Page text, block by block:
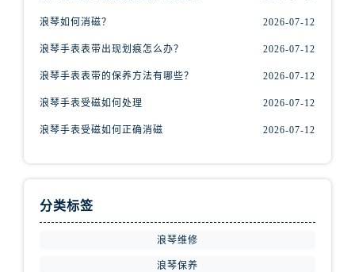
浪琴如何消磁？ 2026-07-12
浪琴手表表带出现划痕怎么办？ 2026-07-12
浪琴手表表带的保养方法有哪些？ 2026-07-12
浪琴手表受磁如何处理 2026-07-12
浪琴手表受磁如何正确消磁 2026-07-12
分类标签
浪琴维修
浪琴保养